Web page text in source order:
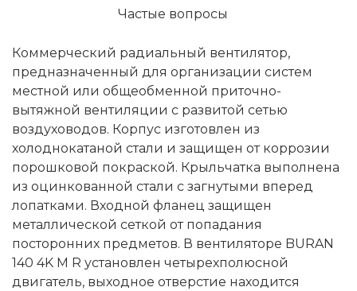
Частые вопросы
Коммерческий радиальный вентилятор,
предназначенный для организации систем
местной или общеобменной приточно-
вытяжной вентиляции с развитой сетью
воздуховодов. Корпус изготовлен из
холоднокатаной стали и защищен от коррозии
порошковой покраской. Крыльчатка выполнена
из оцинкованной стали с загнутыми вперед
лопатками. Входной фланец защищен
металлической сеткой от попадания
посторонних предметов. В вентиляторе BURAN
140 4K M R установлен четырехполюсной
двигатель, выходное отверстие находится